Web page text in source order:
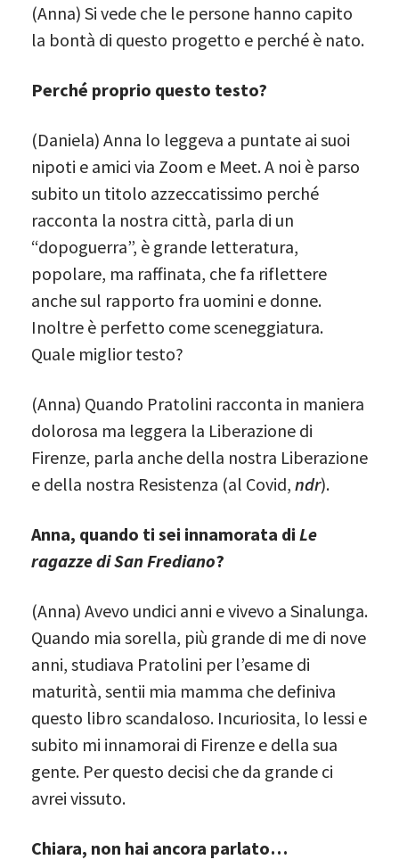
(Anna) Si vede che le persone hanno capito
la bontà di questo progetto e perché è nato.
Perché proprio questo testo?
(Daniela) Anna lo leggeva a puntate ai suoi
nipoti e amici via Zoom e Meet. A noi è parso
subito un titolo azzeccatissimo perché
racconta la nostra città, parla di un
“dopoguerra”, è grande letteratura,
popolare, ma raffinata, che fa riflettere
anche sul rapporto fra uomini e donne.
Inoltre è perfetto come sceneggiatura.
Quale miglior testo?
(Anna) Quando Pratolini racconta in maniera
dolorosa ma leggera la Liberazione di
Firenze, parla anche della nostra Liberazione
e della nostra Resistenza (al Covid, ndr).
Anna, quando ti sei innamorata di Le
ragazze di San Frediano?
(Anna) Avevo undici anni e vivevo a Sinalunga.
Quando mia sorella, più grande di me di nove
anni, studiava Pratolini per l’esame di
maturità, sentii mia mamma che definiva
questo libro scandaloso. Incuriosita, lo lessi e
subito mi innamorai di Firenze e della sua
gente. Per questo decisi che da grande ci
avrei vissuto.
Chiara, non hai ancora parlato…